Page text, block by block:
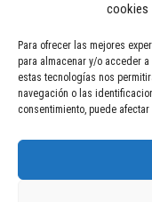
cookies
Para ofrecer las mejores
para almacenar y/o acceder
estas tecnologías nos
navegación o las
consentimiento, puede
Aviso Legal